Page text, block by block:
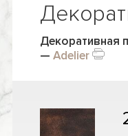
Декоративная
— Adelier